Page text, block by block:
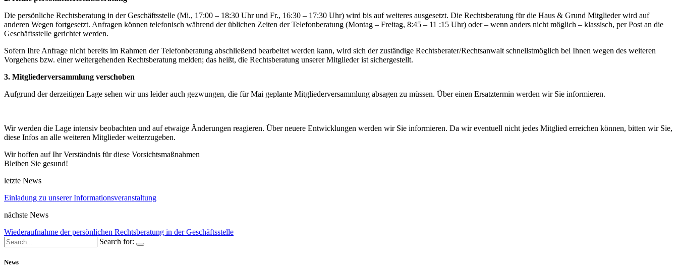
Die persönliche Rechtsberatung in der Geschäftsstelle (Mi., 17:00 – 18:30 Uhr und Fr., 16:30 – 17:30 Uhr) wird bis aufweiteres ausgesetzt. Die Rechtsberatung fürdie Haus & Grund Mitglieder wird auf
anderen Wegen fortgesetzt. Anfragen können telefonisch während der üblichen Zeiten der Telefonberatung (Montag – Freitag, 8:45 – 11 :15 Uhr) oder– wenn anders nicht möglich – klassisch, perPost an die
Geschäftsstelle gerichtet werden.
Sofern Ihre Anfrage nicht bereits im Rahmen der Telefonberatung abschließend bearbeitet werden kann, wird sich der zuständige Rechtsberater/Rechtsanwalt schnellstmöglich bei Ihnen wegen des weiteren
Vorgehens bzw. einer weitergehenden Rechtsberatung melden; das heißt, die Rechtsberatung unserer Mitgliederist sichergestellt.
3. Mitgliederversammlung verschoben
Aufgrund der derzeitigen Lage sehen wir uns leider auch gezwungen, die für Mai geplante Mitgliederversammlung absagen zu müssen. Übereinen Ersatztermin werden wir Sie informieren.
Wir werden die Lage intensiv beobachten und auf etwaige Änderungen reagieren. Über neuere Entwicklungen werden wir Sie informieren. Da wireventuell nicht jedes Mitglied erreichen können, bitten wir Sie,
diese Infos an alle weiteren Mitglieder weiterzugeben.
Wir hoffen auf Ihr Verständnis für diese Vorsichtsmaßnahmen
Bleiben Sie gesund!
letzte News
Einladung zu unserer Informationsveranstaltung
nächste News
Wiederaufnahme der persönlichen Rechtsberatung in der Geschäftsstelle
Search for:
News